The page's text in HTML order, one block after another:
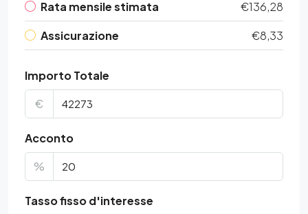
Rata mensile stimata
€136,28
Assicurazione
€8,33
Importo Totale
€
Acconto
%
Tasso fisso d'interesse